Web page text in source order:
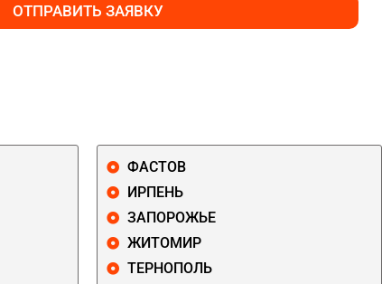
ОТПРАВИТЬ ЗАЯВКУ
ФАСТОВ
ИРПЕНЬ
ЗАПОРОЖЬЕ
ЖИТОМИР
ТЕРНОПОЛЬ